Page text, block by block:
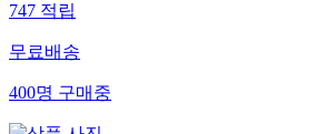
747 적립
무료배송
400명 구매중